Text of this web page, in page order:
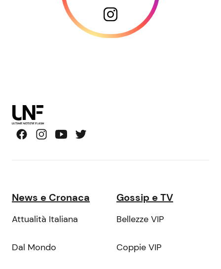
News e Cronaca
Attualità Italiana
Dal Mondo
Gossip e TV
Bellezze VIP
Coppie VIP